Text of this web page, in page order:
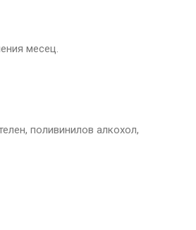
месец.
поливинилов алкохол,